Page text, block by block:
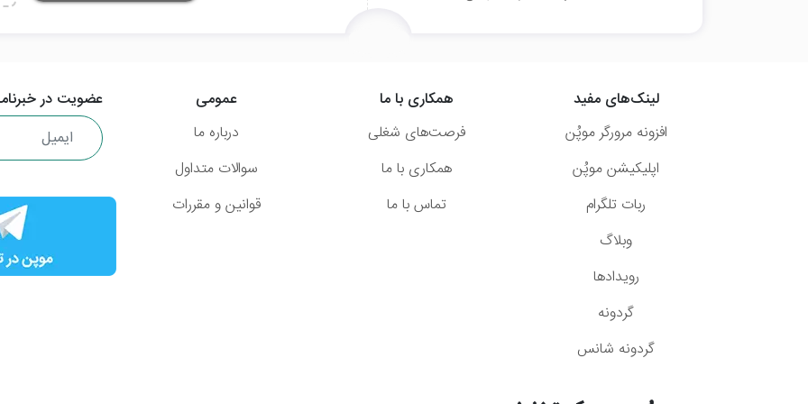
عضویت در
لینک‌های مفید
افزونه مرورگر موپُن
اپلیکیشن موپُن
ربات تلگرام
وبلاگ
رویدادها
گردونه
گردونه شانس
همکاری با ما
فرصت‌های شغلی
همکاری با ما
تماس با ما
عمومی
درباره ما
سوالات متداول
قوانین و مقررات